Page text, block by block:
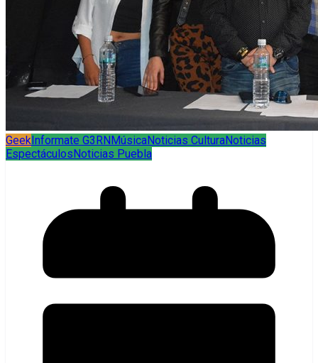
GeekInformate G3RNMúsicaNoticias CulturaNoticias
EspectáculosNoticias Puebla